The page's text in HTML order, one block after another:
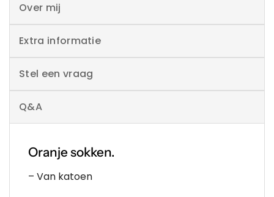
Over mij
Extra informatie
Stel een vraag
Q&A
Oranje sokken.
– Van katoen